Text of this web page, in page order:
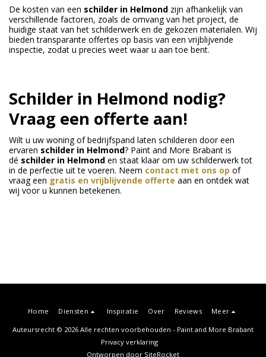
De kosten van een schilder in Helmond zijn afhankelijk van
verschillende factoren, zoals de omvang van het project, de
huidige staat van het schilderwerk en de gekozen materialen. Wij
bieden transparante offertes op basis van een vrijblijvende
inspectie, zodat u precies weet waar u aan toe bent.
Schilder in Helmond nodig?
Vraag een offerte aan!
Wilt u uw woning of bedrijfspand laten schilderen door een
ervaren schilder in Helmond? Paint and More Brabant is
dé schilder in Helmond en staat klaar om uw schilderwerk tot
in de perfectie uit te voeren. Neem contact met ons op of
vraag een gratis en vrijblijvende offerte aan en ontdek wat
wij voor u kunnen betekenen.
Home Diensten Inspiratie Over Reviews Meer
Auteursrecht © 2026 Alle rechten voorbehouden - Paint and More Brabant
Privacy verklaring
Ontworpen door SiteRocket